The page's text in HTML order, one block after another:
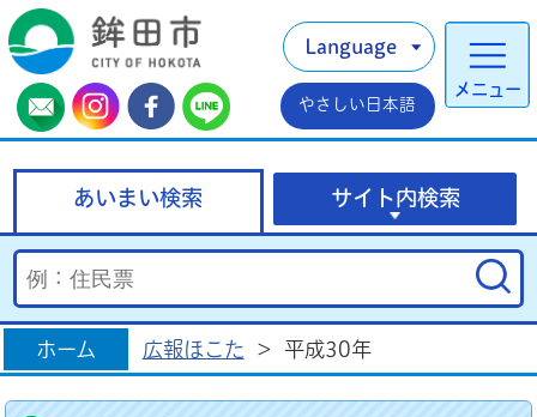
メニュー
Language
やさしい日本語
あいまい検索 サイト内検索
ホーム 広報ほこた > 平成30年